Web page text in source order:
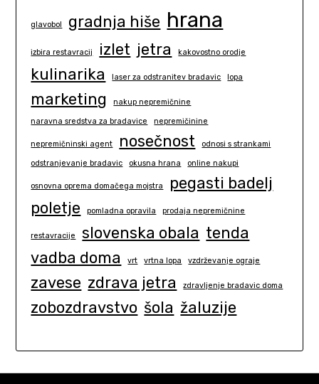
glavobol gradnja hiše hrana
izbira restavracij izlet jetra kakovostno orodje
kulinarika laser za odstranitev bradavic lopa
marketing nakup nepremičnine
naravna sredstva za bradavice nepremičinine
nepremičninski agent nosečnost odnosi s strankami
odstranjevanje bradavic okusna hrana online nakupi
osnovna oprema domačega mojstra
pegasti badelj
poletje
pomladna opravila prodaja nepremičnine
restavracije slovenska obala tenda
vadba doma
vrt vrtna lopa vzdrževanje ograje
zavese zdrava jetra zdravljenje bradavic doma
zobozdravstvo šola žaluzije